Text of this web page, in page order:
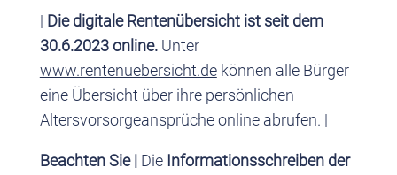
| Die digitale Rentenübersicht ist seit dem
30.6.2023 online. Unter
www.rentenuebersicht.dekönnen alle Bürger
eine Übersicht über ihre persönlichen
Altersvorsorgeansprüche online abrufen. |
Beachten Sie | Die Informationsschreiben der